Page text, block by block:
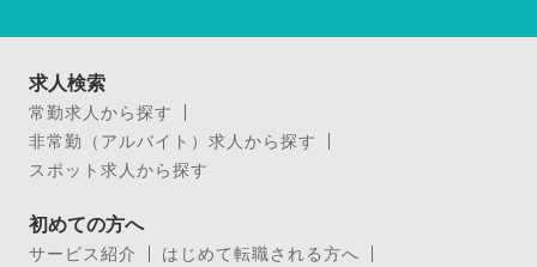
求人検索
常勤求人から探す
非常勤（アルバイト）求人から探す
スポット求人から探す
初めての方へ
サービス紹介
はじめて転職される方へ